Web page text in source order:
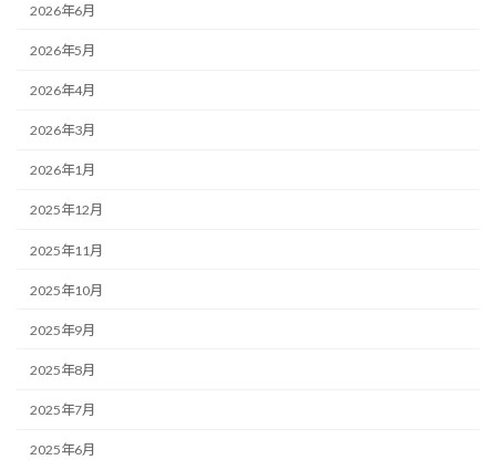
2026年6月
2026年5月
2026年4月
2026年3月
2026年1月
2025年12月
2025年11月
2025年10月
2025年9月
2025年8月
2025年7月
2025年6月